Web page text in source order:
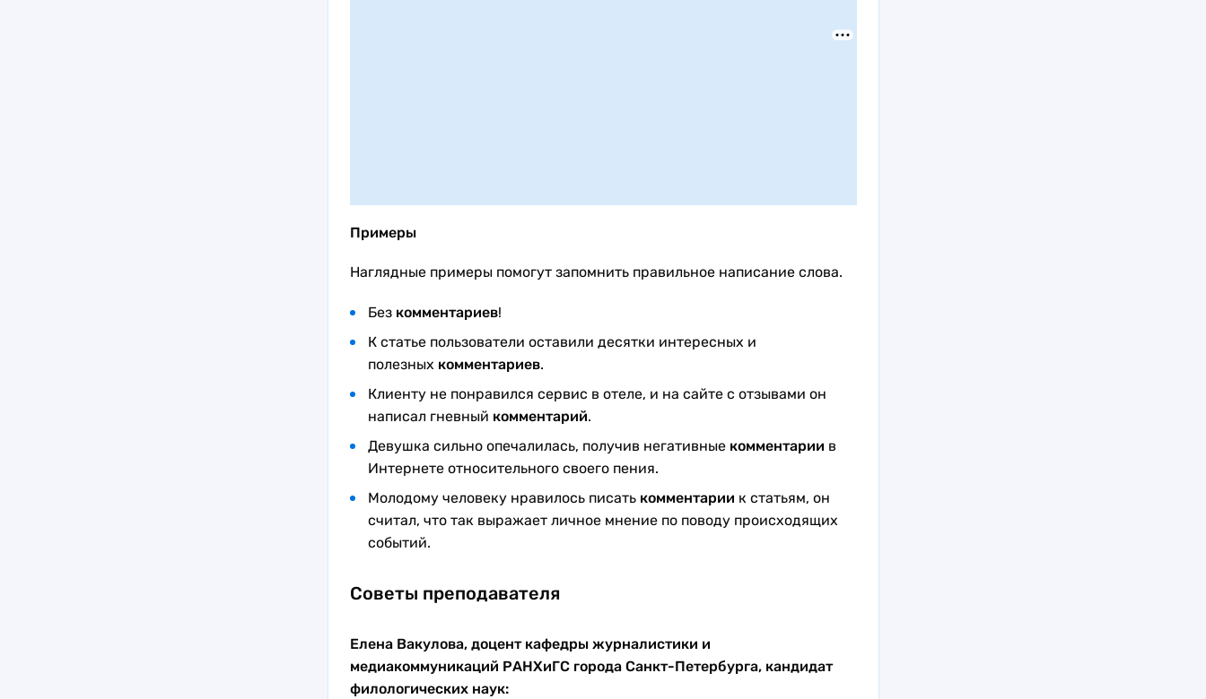
Примеры
Наглядные примеры помогут запомнить правильное написание слова.
Без комментариев!
К статье пользователи оставили десятки интересных и
полезных комментариев.
Клиенту не понравился сервис в отеле, и на сайте с отзывами он
написал гневный комментарий.
Девушка сильно опечалилась, получив негативные комментарии в
Интернете относительного своего пения.
Молодому человеку нравилось писать комментарии к статьям, он
считал, что так выражает личное мнение по поводу происходящих
событий.
Советы преподавателя
Елена Вакулова, доцент кафедры журналистики и
медиакоммуникаций РАНХиГС города Санкт-Петербурга, кандидат
филологических наук: